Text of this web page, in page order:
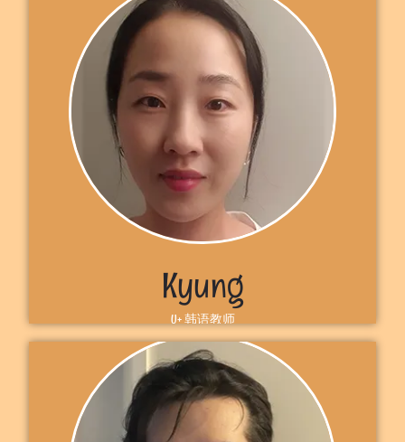
自我介绍
你好！欢迎来到 U + 。我是杰西卡教师.我来自中国，目前住在加拿
大多伦多。普通话是世界上使用最多的口语之一，我希望你能到
U+教室学习普通话。 期待在U+见到你，杰西卡
了解更多
Kyung
U+ 韩语教师
自我介绍